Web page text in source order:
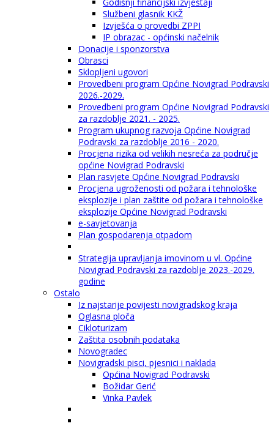
Službeni glasnik KKŽ
Izvješća o provedbi ZPPI
IP obrazac - općinski načelnik
Donacije i sponzorstva
Obrasci
Sklopljeni ugovori
Provedbeni program Općine Novigrad Podravski
2026.-2029.
Provedbeni program Općine Novigrad Podravski
za razdoblje 2021. - 2025.
Program ukupnog razvoja Općine Novigrad
Podravski za razdoblje 2016 - 2020.
Procjena rizika od velikih nesreća za područje
općine Novigrad Podravski
Plan rasvjete Općine Novigrad Podravski
Procjena ugroženosti od požara i tehnološke
eksplozije i plan zaštite od požara i tehnološke
eksplozije Općine Novigrad Podravski
e-savjetovanja
Plan gospodarenja otpadom
Strategija upravljanja imovinom u vl. Općine
Novigrad Podravski za razdoblje 2023.-2029.
godine
Ostalo
Iz najstarije povijesti novigradskog kraja
Oglasna ploča
Cikloturizam
Zaštita osobnih podataka
Novogradec
Novigradski pisci, pjesnici i naklada
Općina Novigrad Podravski
Božidar Gerić
Vinka Pavlek